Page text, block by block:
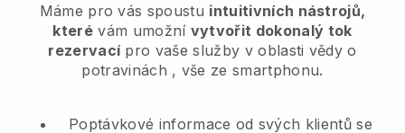
Máme pro vás spoustu intuitivních nástrojů,
které vám umožní vytvořit dokonalý tok
rezervací pro vaše služby v oblasti vědy o
potravinách , vše ze smartphonu.
Poptávkové informace od svých klientů se